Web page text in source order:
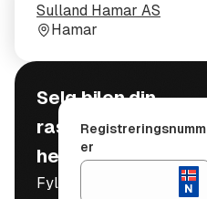
Selger
Sulland Hamar AS
Selgerens
plass
Hamar
Selg bilen din
raskt, trygt og
helt gratis
Fyll inn
Registreringsnumm
er